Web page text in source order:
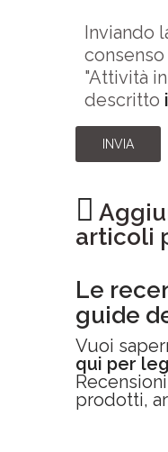
Inviando
"Attività
descritto
INVIA
articoli
Le
guide
Vuoi
qui per
prodotti,